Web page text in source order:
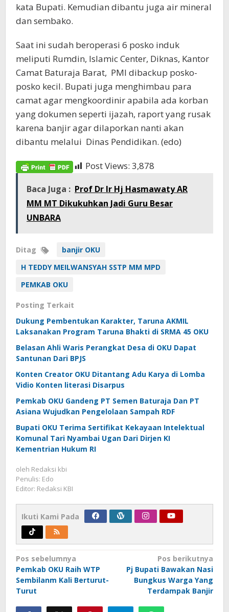
kata Bupati. Kemudian dibantu juga air mineral
dan sembako.
Saat ini sudah beroperasi 6 posko induk
meliputi Rumdin, Islamic Center, Diknas, Kantor
Camat Baturaja Barat, PMI dibackup posko-
posko kecil. Bupati juga menghimbau para
camat agar mengkoordinir apabila ada korban
yang dokumen seperti ijazah, raport yang rusak
karena banjir agar dilaporkan nanti akan
dibantu melalui Dinas Pendidikan. (edo)
Post Views: 3,878
Baca Juga : Prof Dr Ir Hj Hasmawaty AR
MM MT Dikukuhkan Jadi Guru Besar
UNBARA
Ditag
banjir OKU
H TEDDY MEILWANSYAH SSTP MM MPD
PEMKAB OKU
Posting Terkait
Dukung Pembentukan Karakter, Taruna AKMIL
Laksanakan Program Taruna Bhakti di SRMA 45 OKU
Belasan Ahli Waris Perangkat Desa di OKU Dapat
Santunan Dari BPJS
Konten Creator OKU Ditantang Adu Karya di Lomba
Vidio Konten literasi Disarpus
Pemkab OKU Gandeng PT Semen Baturaja Dan PT
Asiana Wujudkan Pengelolaan Sampah RDF
Bupati OKU Terima Sertifikat Kekayaan Intelektual
Komunal Tari Nyambai Ugan Dari Dirjen KI
Kementrian Hukum RI
oleh Redaksi kbi
Penulis: Edo
Editor: Redaksi KBI
Ikuti Kami Pada
Navigasi
pos
Pos sebelumnya
Pemkab OKU Raih WTP
Sembilanm Kali Berturut-
Turut
Pos berikutnya
Pj Bupati Bawakan Nasi
Bungkus Warga Yang
Terdampak Banjir